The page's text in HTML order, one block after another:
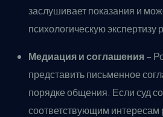
заслушивает показания и
психологическую экспертизу
Медиация и соглашения–
представить письменное
порядке общения. Если суд
соответствующим интересам